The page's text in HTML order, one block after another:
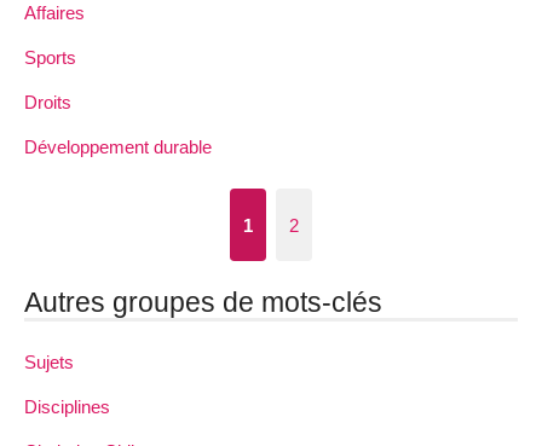
Affaires
Sports
Droits
Développement durable
1 2
Autres groupes de mots-clés
Sujets
Disciplines